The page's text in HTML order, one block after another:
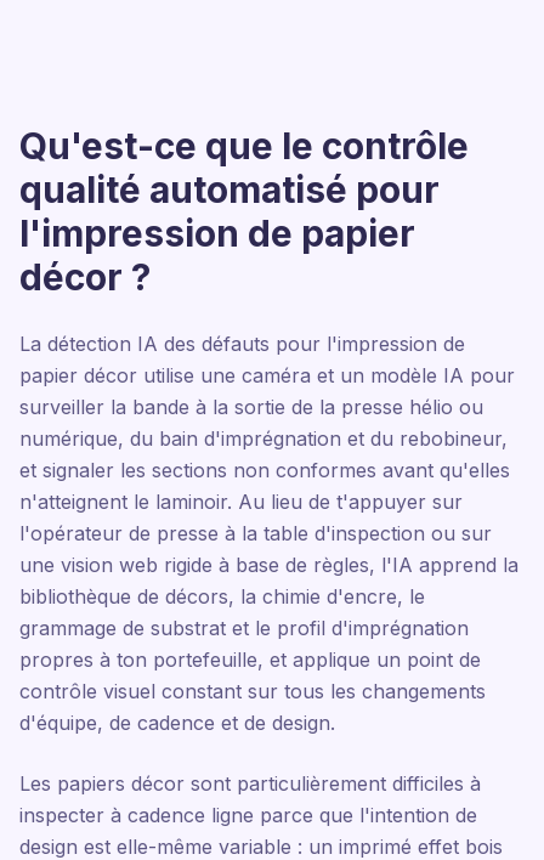
Qu'est-ce que le contrôle
qualité automatisé pour
l'impression de papier
décor ?
La détection IA des défauts pour l'impression de
papier décor utilise une caméra et un modèle IA pour
surveiller la bande à la sortie de la presse hélio ou
numérique, du bain d'imprégnation et du rebobineur,
et signaler les sections non conformes avant qu'elles
n'atteignent le laminoir. Au lieu de t'appuyer sur
l'opérateur de presse à la table d'inspection ou sur
une vision web rigide à base de règles, l'IA apprend la
bibliothèque de décors, la chimie d'encre, le
grammage de substrat et le profil d'imprégnation
propres à ton portefeuille, et applique un point de
contrôle visuel constant sur tous les changements
d'équipe, de cadence et de design.
Les papiers décor sont particulièrement difficiles à
inspecter à cadence ligne parce que l'intention de
design est elle-même variable : un imprimé effet bois